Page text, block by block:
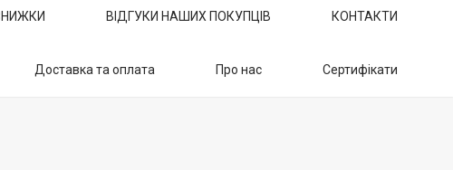
ВІДГУКИ НАШИХ ПОКУПЦІВ КОНТАКТИ
Доставка та оплата Про нас Сертифікати